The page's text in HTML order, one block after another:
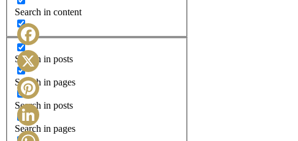
Search in content
Search in posts
Search in pages
Search in posts
Search in pages
Facebook
X
Pinterest
LinkedIn